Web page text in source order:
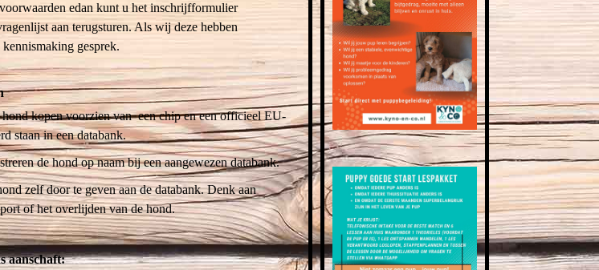
edan kunt u het inschrijfformulier
aan terugsturen. Als wij deze hebben
gesprek.
kopen voorzien van een chip en een officieel EU-
staan in een databank.
de hond op naam bij een aangewezen databank.
zelf door te geven aan de databank. Denk aan
of het overlijden van de hond.
aanschaft: